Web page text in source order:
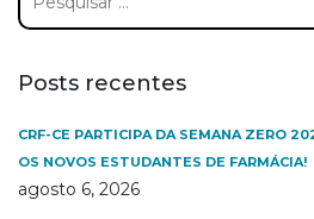
por:
Posts recentes
CRF-CE PARTICIPA DA SEMANA ZERO
OS NOVOS ESTUDANTES DE FARMÁCIA!
agosto 6, 2026